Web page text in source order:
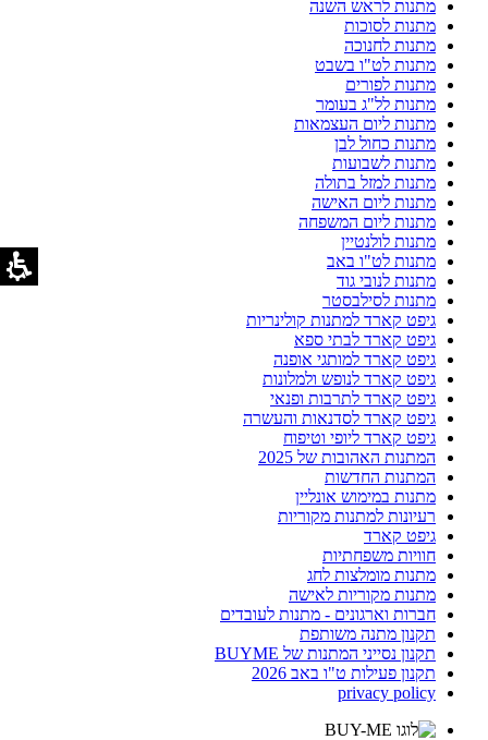
מתנות לראש השנה
מתנות לסוכות
מתנות לחנוכה
מתנות לט"ו בשבט
מתנות לפורים
מתנות לל"ג בעומר
מתנות ליום העצמאות
מתנות כחול לבן
מתנות לשבועות
מתנות למזל בתולה
מתנות ליום האישה
מתנות ליום המשפחה
מתנות לולנטיין
מתנות לט"ו באב
מתנות לנובי גוד
מתנות לסילבסטר
גיפט קארד למתנות קולינריות
גיפט קארד לבתי ספא
גיפט קארד למותגי אופנה
גיפט קארד לנופש ולמלונות
גיפט קארד לתרבות ופנאי
גיפט קארד לסדנאות והעשרה
גיפט קארד ליופי וטיפוח
המתנות האהובות של 2025
המתנות החדשות
מתנות במימוש אונליין
רעיונות למתנות מקוריות
גיפט קארד
חוויות משפחתיות
מתנות מומלצות לחג
מתנות מקוריות לאישה
חברות וארגונים - מתנות לעובדים
תקנון מתנה משותפת
תקנון נסייני המתנות של BUYME
תקנון פעילות ט"ו באב 2026
privacy policy